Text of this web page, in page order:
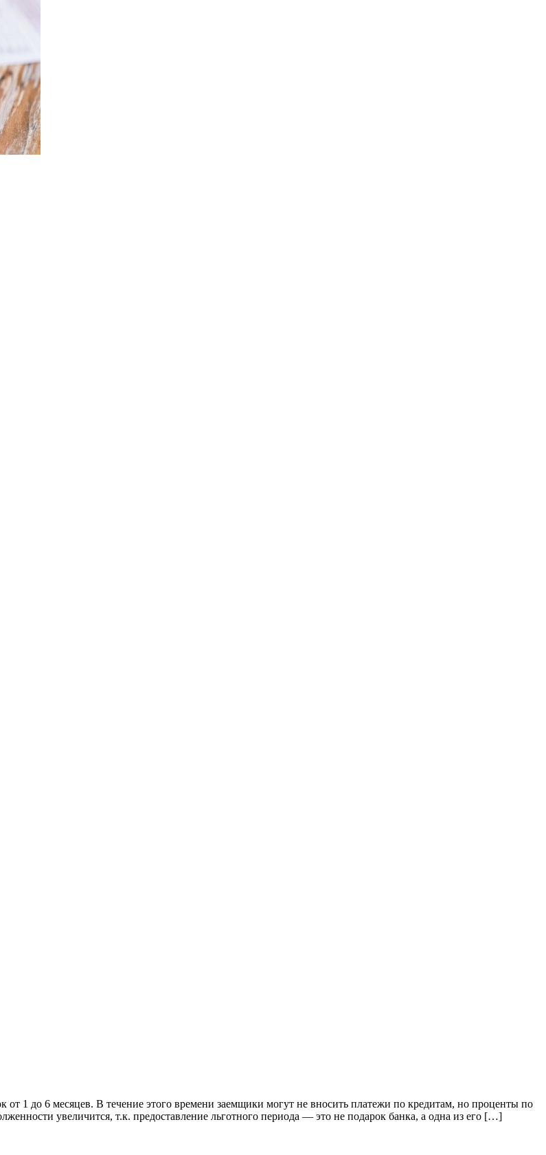
1 до 6 месяцев. В течение этого времени заемщики могут не вносить платежи по кредитам, но проценты по
увеличится, т.к. предоставление льготного периода — это не подарок банка, а одна из его […]